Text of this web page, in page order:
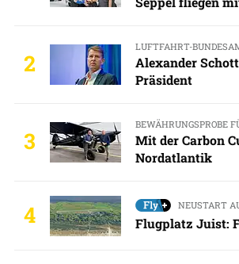
2
LUFTFAHRT-
Alexander
Präsident
3
BEWÄHRUNGSPROBE
Mit der Carbon
Nordatlantik
4 NEUSTART
Flugplatz Juist: